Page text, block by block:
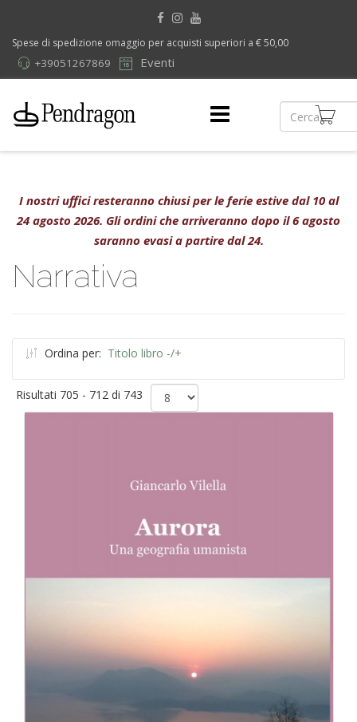
Spese di spedizione omaggio per acquisti superiori a € 50,00
Eventi
+39051267869
I nostri uffici resteranno chiusi per le ferie estive dal 10 al
24 agosto 2026. Gli ordini che arriveranno dopo il 6 agosto
saranno evasi a partire dal 24.
Narrativa
Ordina per: Titolo libro -/+
Risultati 705 - 712 di 743